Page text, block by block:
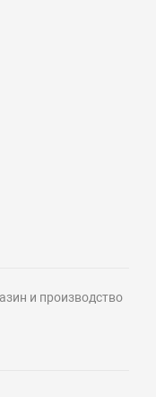
и производство